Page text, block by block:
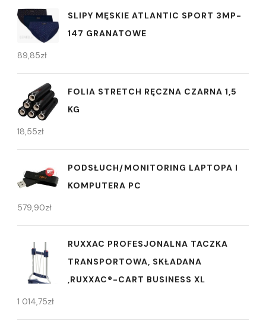
SLIPY MĘSKIE ATLANTIC SPORT 3MP-
147 GRANATOWE
89,85zł
FOLIA STRETCH RĘCZNA CZARNA 1,5
KG
18,55zł
PODSŁUCH/MONITORING LAPTOPA I
KOMPUTERA PC
579,90zł
RUXXAC PROFESJONALNA TACZKA
TRANSPORTOWA, SKŁADANA
,RUXXAC®-CART BUSINESS XL
1 014,75zł